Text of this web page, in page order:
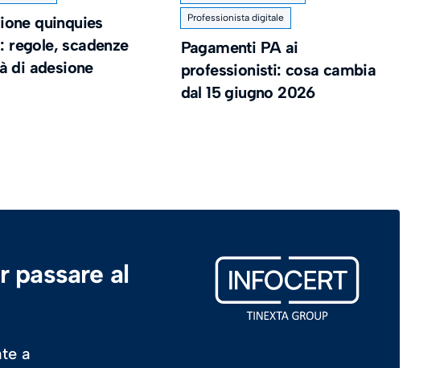
quinquies
regole, scadenze
di adesione
Professionista digitale
Pagamenti PA ai
professionisti: cosa cambia
dal 15 giugno 2026
passare al
a